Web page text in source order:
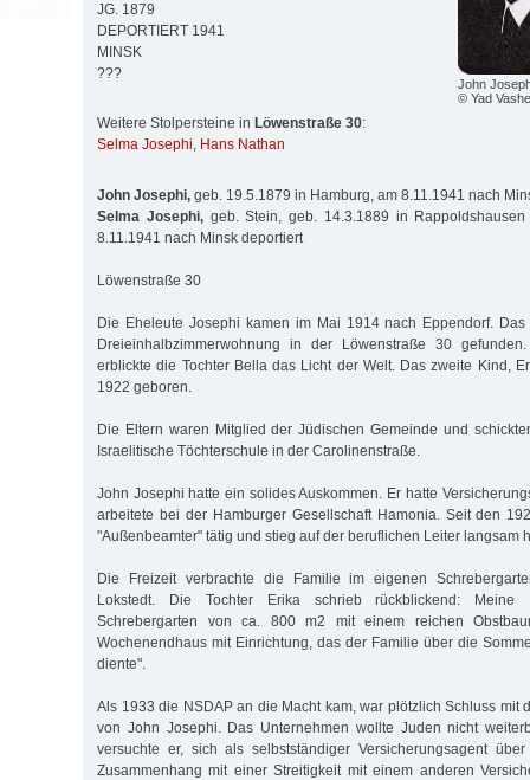
John
© Yad
JG. 1879
DEPORTIERT 1941
MINSK
???
Weitere Stolpersteine in Löwenstraße 30:
Selma Josephi, Hans Nathan
John Josephi, geb. 19.5.1879 in Hamburg, am 8.11.1941 nach
Selma Josephi,geb. Stein, geb. 14.3.1889 in Rappoldshausen
8.11.1941 nach Minsk deportiert
Löwenstraße 30
Die Eheleute Josephi kamen im Mai 1914 nach Eppendorf.
Dreieinhalbzimmerwohnung in der Löwenstraße 30
erblickte die Tochter Bella das Licht der Welt. Das zweite Kind,
1922 geboren.
Die Eltern waren Mitglied der Jüdischen Gemeinde und
Israelitische Töchterschule in der Carolinenstraße.
John Josephi hatte ein solides Auskommen. Er hatte
arbeitete bei der Hamburger Gesellschaft Hamonia. Seit den
"Außenbeamter" tätig und stieg auf der beruflichen Leiter langsam
Die Freizeit verbrachte die Familie im eigenen
Lokstedt. Die Tochter Erika schrieb rückblickend: Meine
Schrebergarten von ca. 800 m2 mit einem reichen
Wochenendhaus mit Einrichtung, das der Familie über die
diente".
Als 1933 die NSDAP an die Macht kam, war plötzlich Schluss mit
von John Josephi. Das Unternehmen wollte Juden nicht
versuchte er, sich als selbstständiger Versicherungsagent
Zusammenhang mit einer Streitigkeit mit einem anderen